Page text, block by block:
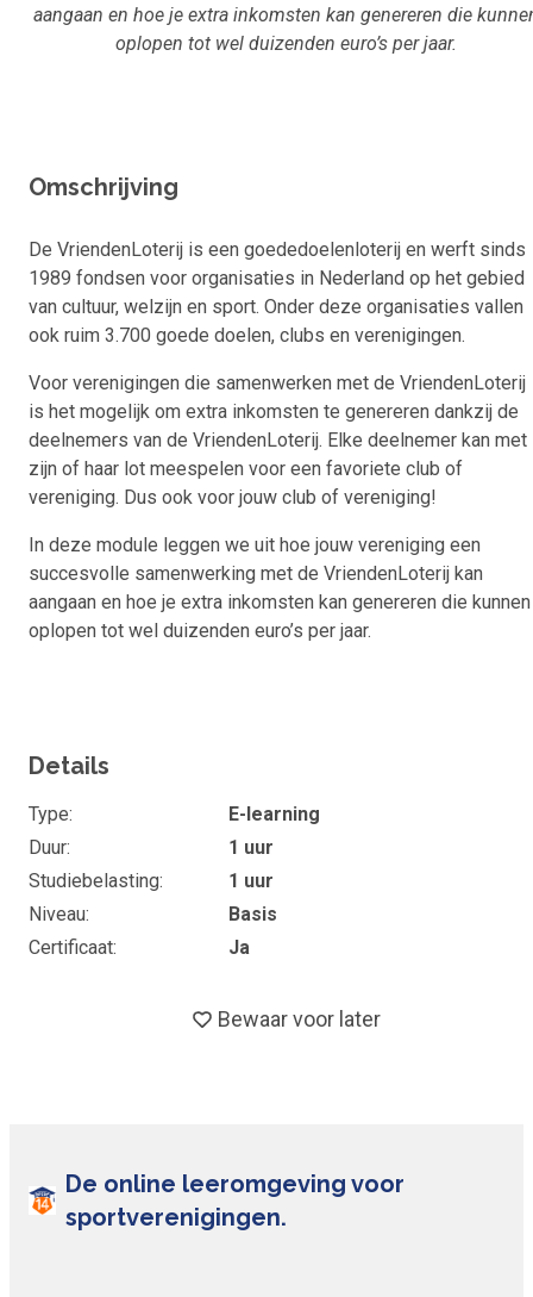
aangaan en hoe je extra inkomsten kan genereren die
oplopen tot wel duizenden euro’s per jaar.
Omschrijving
De VriendenLoterij is een goededoelenloterij en werft sinds
1989 fondsen voor organisaties in Nederland op het gebied
van cultuur, welzijn en sport. Onder deze organisaties vallen
ook ruim 3.700 goede doelen, clubs en verenigingen.
Voor verenigingen die samenwerken met de VriendenLoterij
is het mogelijk om extra inkomsten te genereren dankzij de
deelnemers van de VriendenLoterij. Elke deelnemer kan met
zijn of haar lot meespelen voor een favoriete club of
vereniging. Dus ook voor jouw club of vereniging!
In deze module leggen we uit hoe jouw vereniging een
succesvolle samenwerking met de VriendenLoterij kan
aangaan en hoe je extra inkomsten kan genereren die kunnen
oplopen tot wel duizenden euro’s per jaar.
Details
Type
E-learning
Duur
1 uur
Studiebelasting
1 uur
Niveau
Basis
Certificaat
Ja
Bewaar voor later
De online leeromgeving voor
sportverenigingen.